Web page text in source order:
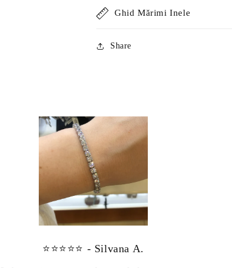
Ghid Mărimi Inele
Share
⭐⭐⭐⭐⭐ - Silvana A.